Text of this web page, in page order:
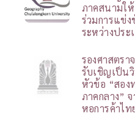
ภาคสนามใ
ร่วมการแข่
ระหว่างประ
รองศาสตรา
รับเชิญเป็น
หัวข้อ “สอ
ภาคกลาง”
หอการค้าไท